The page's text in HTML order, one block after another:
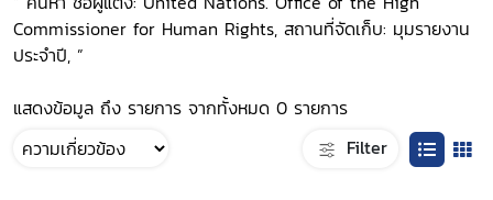
Commissioner for Human Rights, สถานที่จัดเก็บ: มุมรายงาน
ประจำปี, ”
แสดงข้อมูล ถึง รายการ จากทั้งหมด 0 รายการ
Filter